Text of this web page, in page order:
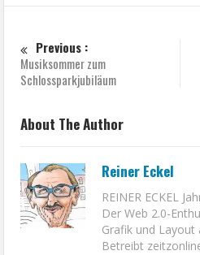
Previous :
Musiksommer zum
Schlossparkjubiläum
About The Author
Reiner Eckel
REINER ECKEL
Der Web 2.0-
Grafik und Layout
Betreibt